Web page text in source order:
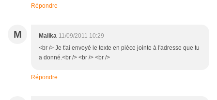
Répondre
M Malika 11/09/2011 10:29
<br /> Je t'ai envoyé le texte en pièce jointe à l'adresse que tu
a donné.<br /> <br /> <br />
Répondre